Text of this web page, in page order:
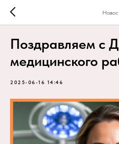
Поздравляем с
медицинского
2025-06-16 14:46